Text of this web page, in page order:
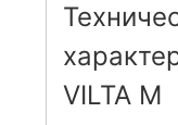
VILTA M